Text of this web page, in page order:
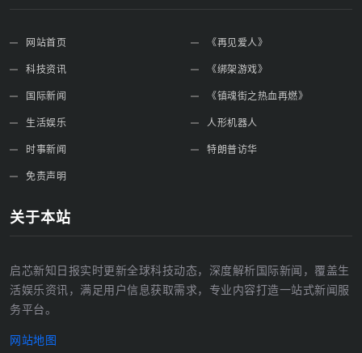
网站首页
科技资讯
国际新闻
生活娱乐
时事新闻
免责声明
《再见爱人》
《绑架游戏》
《镇魂街之热血再燃》
人形机器人
特朗普访华
关于本站
启芯新知日报实时更新全球科技动态，深度解析国际新闻，覆盖生
活娱乐资讯，满足用户信息获取需求，专业内容打造一站式新闻服
务平台。
网站地图